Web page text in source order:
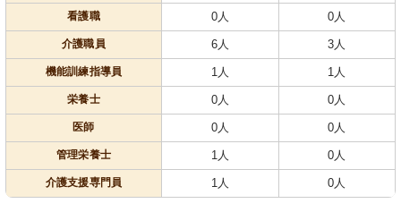
看護職 0人 0人
介護職員 6人 3人
機能訓練指導員 1人 1人
栄養士 0人 0人
医師 0人 0人
管理栄養士 1人 0人
介護支援専門員 1人 0人